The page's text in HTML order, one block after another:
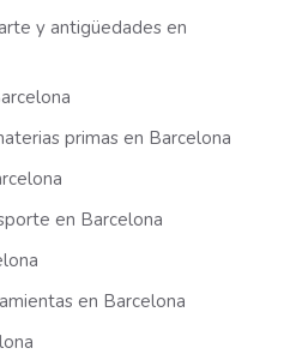
y antigüedades en
primas en Barcelona
en Barcelona
en Barcelona